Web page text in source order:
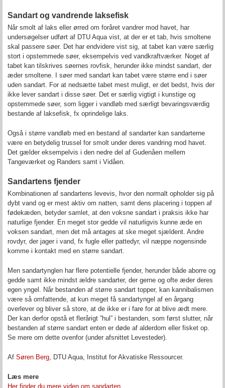
Sandart og vandrende laksefisk
Når smolt af laks eller ørred om foråret vandrer mod havet, har
undersøgelser udført af DTU Aqua vist, at der er et tab, hvis smoltene
skal passere søer. Det har endvidere vist sig, at tabet kan være særlig
stort i opstemmede søer, eksempelvis ved vandkraftværker. Noget af
tabet kan tilskrives søernes rovfisk, herunder ikke mindst sandart, der
æder smoltene. I søer med sandart kan tabet være større end i søer
uden sandart. For at nedsætte tabet mest muligt, er det bedst, hvis der
ikke lever sandart i disse søer. Det er særlig vigtigt i kunstige og
opstemmede søer, som ligger i vandløb med særligt bevaringsværdig
bestande af laksefisk, fx oprindelige laks.
Også i større vandløb med en bestand af sandarter kan sandarterne
være en betydelig trussel for smolt under deres vandring mod havet.
Det gælder eksempelvis i den nedre del af Gudenåen mellem
Tangeværket og Randers samt i Vidåen.
Sandartens fjender
Kombinationen af sandartens levevis, hvor den normalt opholder sig på
dybt vand og er mest aktiv om natten, samt dens placering i toppen af
fødekæden, betyder samlet, at den voksne sandart i praksis ikke har
naturlige fjender. En meget stor gedde vil naturligvis kunne æde en
voksen sandart, men det må antages at ske meget sjældent. Andre
rovdyr, der jager i vand, fx fugle eller pattedyr, vil næppe nogensinde
komme i kontakt med en større sandart.
Men sandartynglen har flere potentielle fjender, herunder både aborre og
gedde samt ikke mindst ældre sandarter, der gerne og ofte æder deres
egen yngel. Når bestanden af større sandart topper, kan kannibalismen
være så omfattende, at kun meget få sandartyngel af en årgang
overlever og bliver så store, at de ikke er i fare for at blive ædt mere.
Der kan derfor opstå et flerårigt ”hul” i bestanden, som først slutter, når
bestanden af større sandart enten er døde af alderdom eller fisket op.
Se mere om dette ovenfor (under afsnittet Levesteder).
Af Søren Berg, DTU Aqua, Institut for Akvatiske Ressourcer.
Læs mere
Her finder du mere viden om sandarten